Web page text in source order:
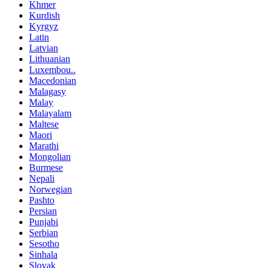
Khmer
Kurdish
Kyrgyz
Latin
Latvian
Lithuanian
Luxembou..
Macedonian
Malagasy
Malay
Malayalam
Maltese
Maori
Marathi
Mongolian
Burmese
Nepali
Norwegian
Pashto
Persian
Punjabi
Serbian
Sesotho
Sinhala
Slovak